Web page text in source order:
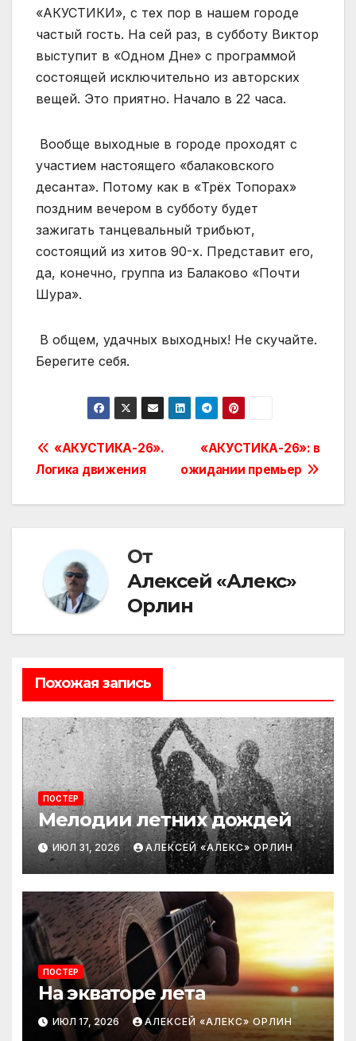
«АКУСТИКИ», с тех пор в нашем городе
частый гость. На сей раз, в субботу Виктор
выступит в «Одном Дне» с программой
состоящей исключительно из авторских
вещей. Это приятно. Начало в 22 часа.
Вообще выходные в городе проходят с
участием настоящего «балаковского
десанта». Потому как в «Трёх Топорах»
поздним вечером в субботу будет
зажигать танцевальный трибьют,
состоящий из хитов 90-х. Представит его,
да, конечно, группа из Балаково «Почти
Шура».
В общем, удачных выходных! Не скучайте.
Берегите себя.
Навигация
«АКУСТИКА-26»: в
ожидании премьер
«АКУСТИКА-26».
Логика движения
От
Алексей «Алекс»
Орлин
Похожая запись
ПОСТЕР
Мелодии летних дождей
ИЮЛ 31, 2026 АЛЕКСЕЙ «АЛЕКС» ОРЛИН
ПОСТЕР
На экваторе лета
ИЮЛ 17, 2026 АЛЕКСЕЙ «АЛЕКС» ОРЛИН